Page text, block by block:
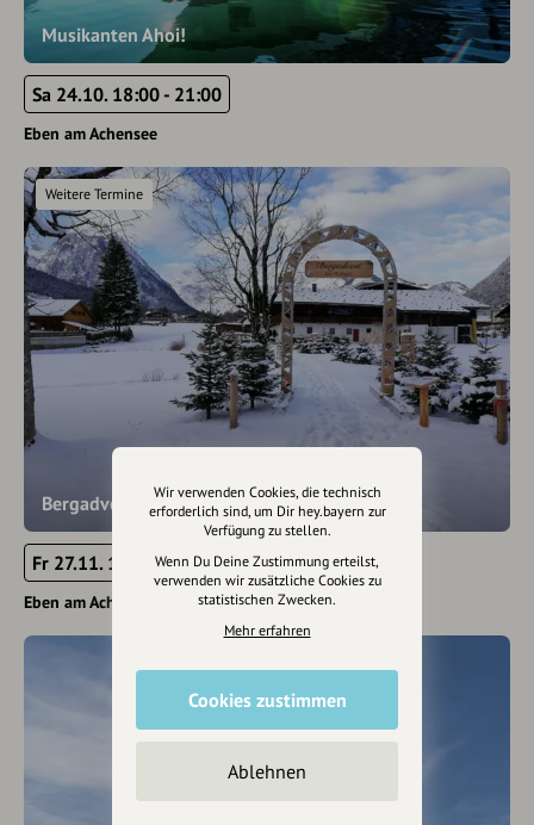
Musikanten Ahoi!
Sa 24.10. 18:00 - 21:00
Eben am Achensee
Bergadvent
Weitere Termine
Fr 27.11. 13:00 - 19:00
Eben am Achensee
Wir verwenden Cookies, die technisch
erforderlich sind, um Dir hey.bayern zur
Verfügung zu stellen.
Wenn Du Deine Zustimmung erteilst,
verwenden wir zusätzliche Cookies zu
statistischen Zwecken.
Mehr erfahren
Cookies zustimmen
Ablehnen